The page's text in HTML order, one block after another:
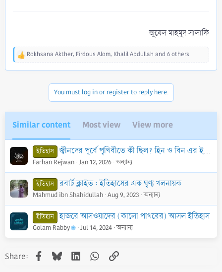
জুয়েল মাহমুদ সালাফি​
R
o
n
s
:
Rokhsana Akther, Firdous Alom, Khalil Abdullah and 6 others
You must log in or register to reply here.
Similar content Most view View more
ইতিহাস জ্বীনদের পূর্বে পৃথিবীতে কী ছিল? হিন ও বিন এর ইতিহাস
Farhan Rejwan Jan 12, 2026 অন্যান্য
ইতিহাস রবার্ট ক্লাইভ : ইতিহাসের এক ঘৃণ্য খলনায়ক
Mahmud ibn Shahidullah Aug 9, 2023 অন্যান্য
ইতিহাস হাজরে আসওয়াদের (কালো পাথরের) আসল ইতিহাস
Golam Rabby Jul 14, 2024 অন্যান্য
Share: Facebook
BlueskyLinkedInWhatsApp
Link